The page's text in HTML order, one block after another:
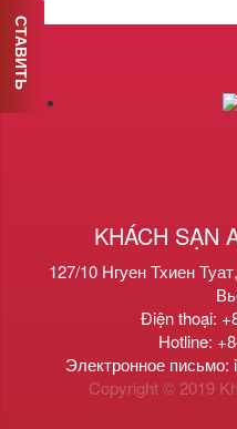
СТАВИТЬ
KHÁCH SẠN
127/10 Нгуен Тхиен
Điện thoại:
Hotline:
Электронное письмо:
Copyright © 2019